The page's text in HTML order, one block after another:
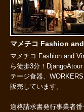
マメチコ Fashion
マメチコ Fashion and
ら徒歩3分！
テージ食器、
販売しています。
適格請求書発行事業者